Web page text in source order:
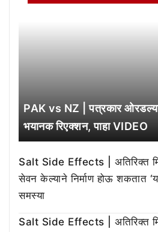
PAK vs NZ | पत्रकार
भयानक रिएक्शन, पाहा VIDEO
Salt Side Effects | अतिरिक्त
सेवन केल्याने निर्माण होऊ शकतात
समस्या
Salt Side Effects | अतिरिक्त